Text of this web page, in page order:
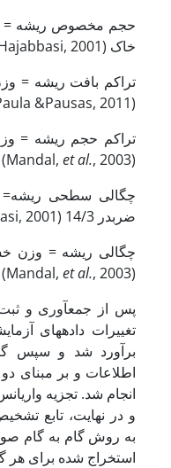
حجم مخصوص ریشه =
خاک (Hajabbasi, 2001)
تراکم بافت ریشه =
(Paula &Pausas, 2011).
تراکم حجم ریشه =
(Mandal,
et al., 2003)
چگالی سطحی
ضربدر 14/3 (Hajabbasi, 2001)
چگالی ریشه = وزن
(Mandal,
et al., 2003)
پس از جمع­آوری و
تغییرات داده­های
برآورد شد و سپس
اطلاعات و بر مبنای
انجام شد. تجزیه
و در نهایت، تابع
به روش گام به گام
استخراج شده برای هر